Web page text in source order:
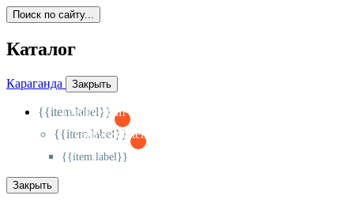
Поиск по сайту...
Каталог
Караганда Закрыть
{{item.label}}
{{activeItem==item.id?'-
{{item.label}}
{{activeSubitem==item.id?'-
{{item.label}}
Закрыть